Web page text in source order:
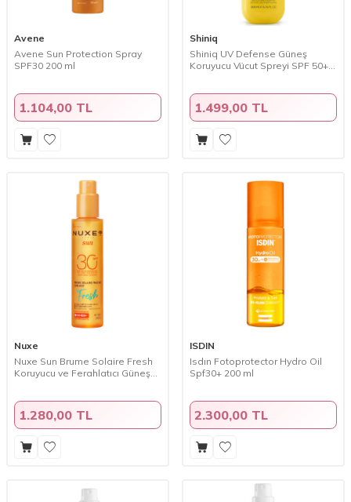
Avene
Avene Sun Protection Spray
SPF30 200 ml
1.104,00 TL
Shiniq
Shiniq UV Defense Güneş
Koruyucu Vücut Spreyi SPF 50+
1.499,00 TL
Nuxe
Nuxe Sun Brume Solaire Fresh
Koruyucu ve Ferahlatıcı Güneş
1.280,00 TL
ISDIN
Isdın Fotoprotector Hydro Oil
Spf30+ 200 ml
2.300,00 TL